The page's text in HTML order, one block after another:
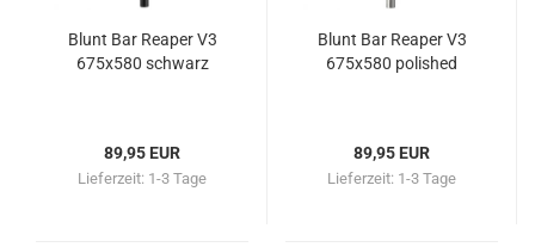
Blunt Bar Reaper V3
675x580 schwarz
89,95 EUR
Lieferzeit: 1-3 Tage
Blunt Bar Reaper V3
675x580 polished
89,95 EUR
Lieferzeit: 1-3 Tage